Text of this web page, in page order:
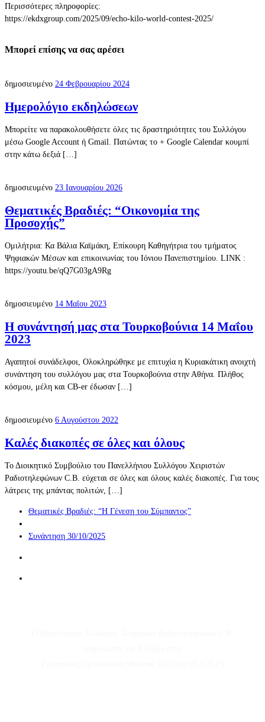
Περισσότερες πληροφορίες:
https://ekdxgroup.com/2025/09/echo-kilo-world-contest-2025/
Μπορεί επίσης να σας αρέσει
δημοσιευμένο 24 Φεβρουαρίου 2024
Ημερολόγιο εκδηλώσεων
Μπορείτε να παρακολουθήσετε όλες τις δραστηριότητες του Συλλόγου
μέσω Google Account ή Gmail. Πατώντας το + Google Calendar κουμπί
στην κάτω δεξιά […]
δημοσιευμένο 23 Ιανουαρίου 2026
Θεματικές Βραδιές: “Οικονομία της
Προσοχής”
Ομιλήτρια: Κα Βάλια Καϊμάκη, Επίκουρη Καθηγήτρια του τμήματος
Ψηφιακών Μέσων και επικοινωνίας του Ιόνιου Πανεπιστημίου. LINK :
https://youtu.be/qQ7G03gA9Rg
δημοσιευμένο 14 Μαΐου 2023
Η συνάντησή μας στα Τουρκοβούνια 14 Μαΐου
2023
Αγαπητοί συνάδελφοι, Ολοκληρώθηκε με επιτυχία η Κυριακάτικη ανοιχτή
συνάντηση του συλλόγου μας στα Τουρκοβούνια στην Αθήνα. Πλήθος
κόσμου, μέλη και CB-er έδωσαν […]
δημοσιευμένο 6 Αυγούστου 2022
Καλές διακοπές σε όλες και όλους
Το Διοικητικό Συμβούλιο του Πανελλήνιου Συλλόγου Χειριστών
Ραδιοτηλεφώνων C.B. εύχεται σε όλες και όλους καλές διακοπές. Για τους
λάτρεις της μπάντας πολιτών, […]
Πλοήγηση
δημοσιεύσεων
Προηγούμενο
Θεματικές Βραδιές: “Η Γένεση του Σύμπαντος”
στην
Επόμενο
Συνάντηση 30/10/2025